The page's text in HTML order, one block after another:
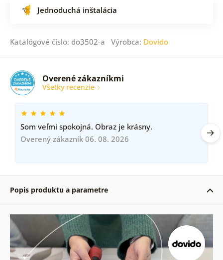
Jednoduchá inštalácia
Katalógové číslo: do3502-a Výrobca: Dovido
Overené zákazníkmi
Všetky recenzie
Som veľmi spokojná. Obraz je krásny.
Overený zákazník 06. 08. 2026
Popis produktu a parametre